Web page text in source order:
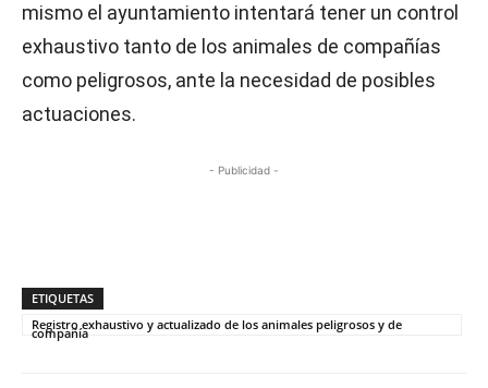
mismo el ayuntamiento intentará tener un control
exhaustivo tanto de los animales de compañías
como peligrosos, ante la necesidad de posibles
actuaciones.
- Publicidad -
ETIQUETAS
Registro exhaustivo y actualizado de los animales peligrosos y de
compañía